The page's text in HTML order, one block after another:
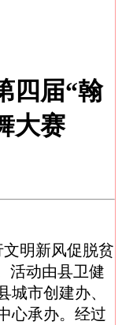
四届“翰
大赛
明新风促脱贫
活动由县卫健
城市创建办、
心承办。经过